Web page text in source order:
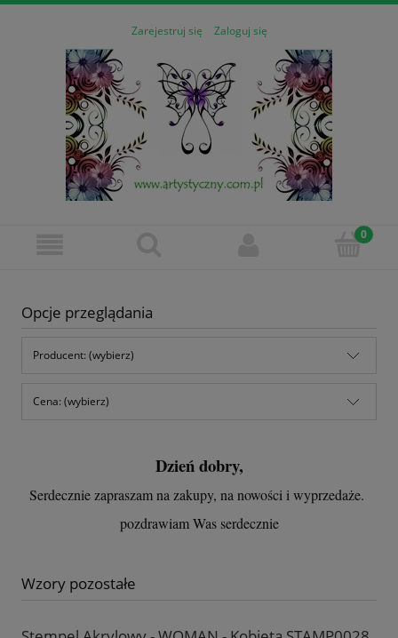
Zarejestruj się Zaloguj się
Opcje przeglądania
Producent: (wybierz)
Cena: (wybierz)
Dzień dobry,
Serdecznie zapraszam na zakupy, na nowości i wyprzedaże.
pozdrawiam Was serdecznie
Wzory pozostałe